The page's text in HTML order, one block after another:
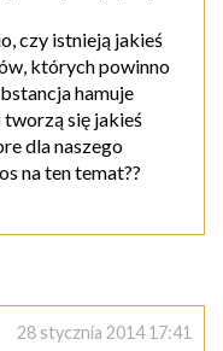
czy istnieją jakieś
których powinno
hamuje
się jakieś
dla naszego
na ten temat??
28 stycznia 2014 17:41